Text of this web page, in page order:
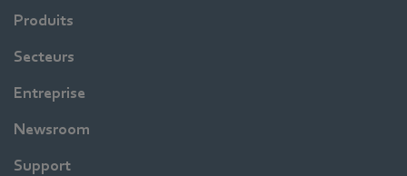
Produits
Secteurs
Entreprise
Newsroom
Support